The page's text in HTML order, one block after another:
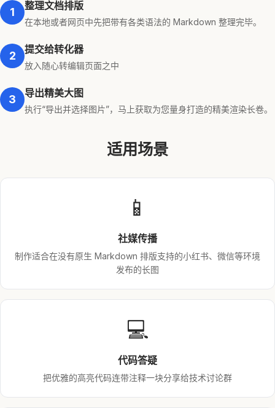
1
整理文档排版
在本地或者网页中先把带有各类语法的 Markdown 整理完毕。
2
提交给转化器
放入随心转编辑页面之中
3
导出精美大图
执行“导出并选择图片”，马上获取为您量身打造的精美渲染长卷。
适用场景
📱
社媒传播
制作适合在没有原生 Markdown 排版支持的小红书、微信等环境
发布的长图
💻
代码答疑
把优雅的高亮代码连带注释一块分享给技术讨论群